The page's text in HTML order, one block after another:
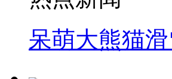
呆萌大熊猫